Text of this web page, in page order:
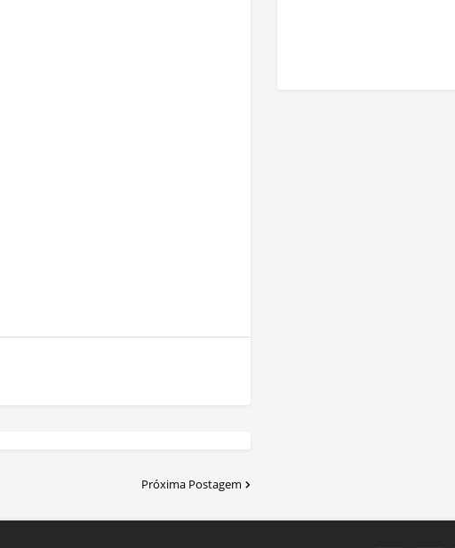
Próxima Postagem